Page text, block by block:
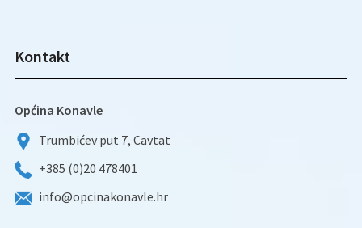
Kontakt
Općina Konavle
Trumbićev put 7, Cavtat
+385 (0)20 478401
info@opcinakonavle.hr